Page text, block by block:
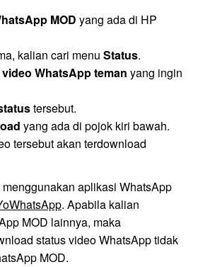
MOD yang ada di HP
kalian cari menu Status.
WhatsApp teman yang ingin
tersebut.
yang ada di pojok kiri bawah.
tersebut akan terdownload
aplikasi WhatsApp
. Apabila kalian
MOD lainnya, maka
status video WhatsApp tidak
MOD.